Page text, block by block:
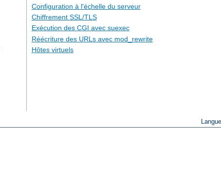
Configuration à l'échelle du serveur
Chiffrement SSL/TLS
Exécution des CGI avec suexec
Réécriture des URLs avec mod_rewrite
Hôtes virtuels